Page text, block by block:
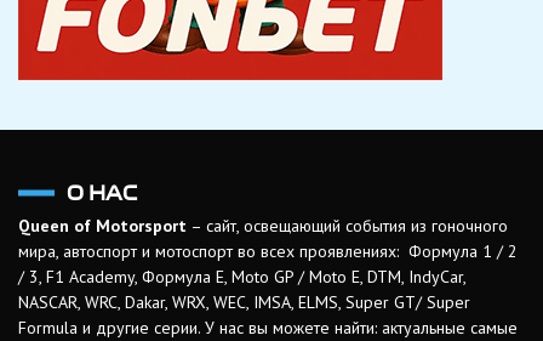
О НАС
Queen of Motorsport – сайт, освещающий события из гоночного
мира, автоспорт и мотоспорт во всех проявлениях: Формула 1 / 2
/ 3, F1 Academy, Формула Е, Moto GP / Moto E, DTM, IndyCar,
NASCAR, WRC, Dakar, WRX, WEC, IMSA, ELMS, Super GT/ Super
Formula и другие серии. У нас вы можете найти: актуальные самые